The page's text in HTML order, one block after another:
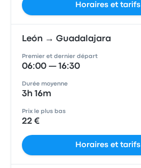
Horaires et tarifs
León → Guadalajara
Premier et dernier départ
06:00 — 16:30
Durée moyenne
3h 16m
Prix le plus bas
22 €
Horaires et tarifs